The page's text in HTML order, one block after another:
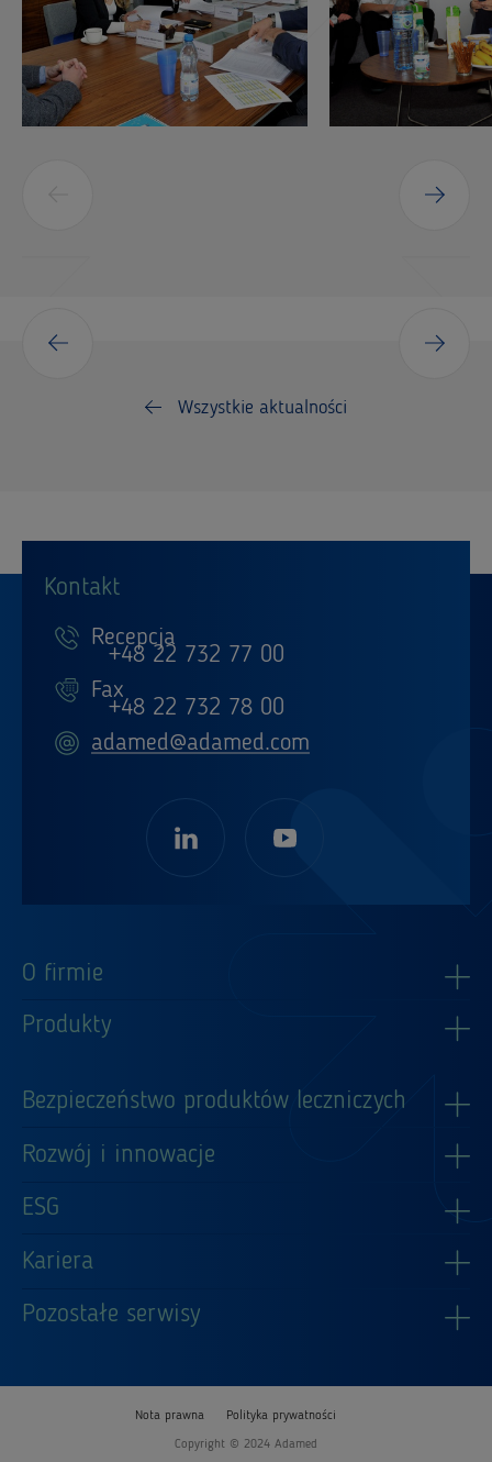
Wszystkie aktualności
O firmie
Produkty
Bezpieczeństwo produktów leczniczych
Rozwój i innowacje
ESG
Kariera
Pozostałe serwisy
Kontakt
Recepcja
+48 22 732 77 00
Fax
+48 22 732 78 00
adamed@adamed.com
Nota prawna Polityka prywatności
Copyright © 2024 Adamed